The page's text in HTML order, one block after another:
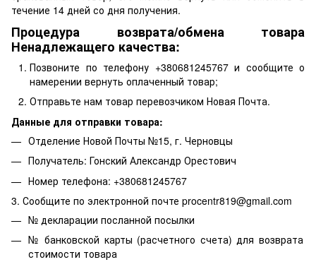
течение 14 дней со дня получения.
Процедура возврата/обмена товара
Ненадлежащего качества:
Позвоните по телефону +380681245767 и сообщите о
намерении вернуть оплаченный товар;
Отправьте нам товар перевозчиком Новая Почта.
Данные для отправки товара:
Отделение Новой Почты №15, г. Черновцы
Получатель: Гонский Александр Орестович
Номер телефона: +380681245767
3. Сообщите по электронной почте procentr819@gmail.com
№ декларации посланной посылки
№ банковской карты (расчетного счета) для возврата
стоимости товара